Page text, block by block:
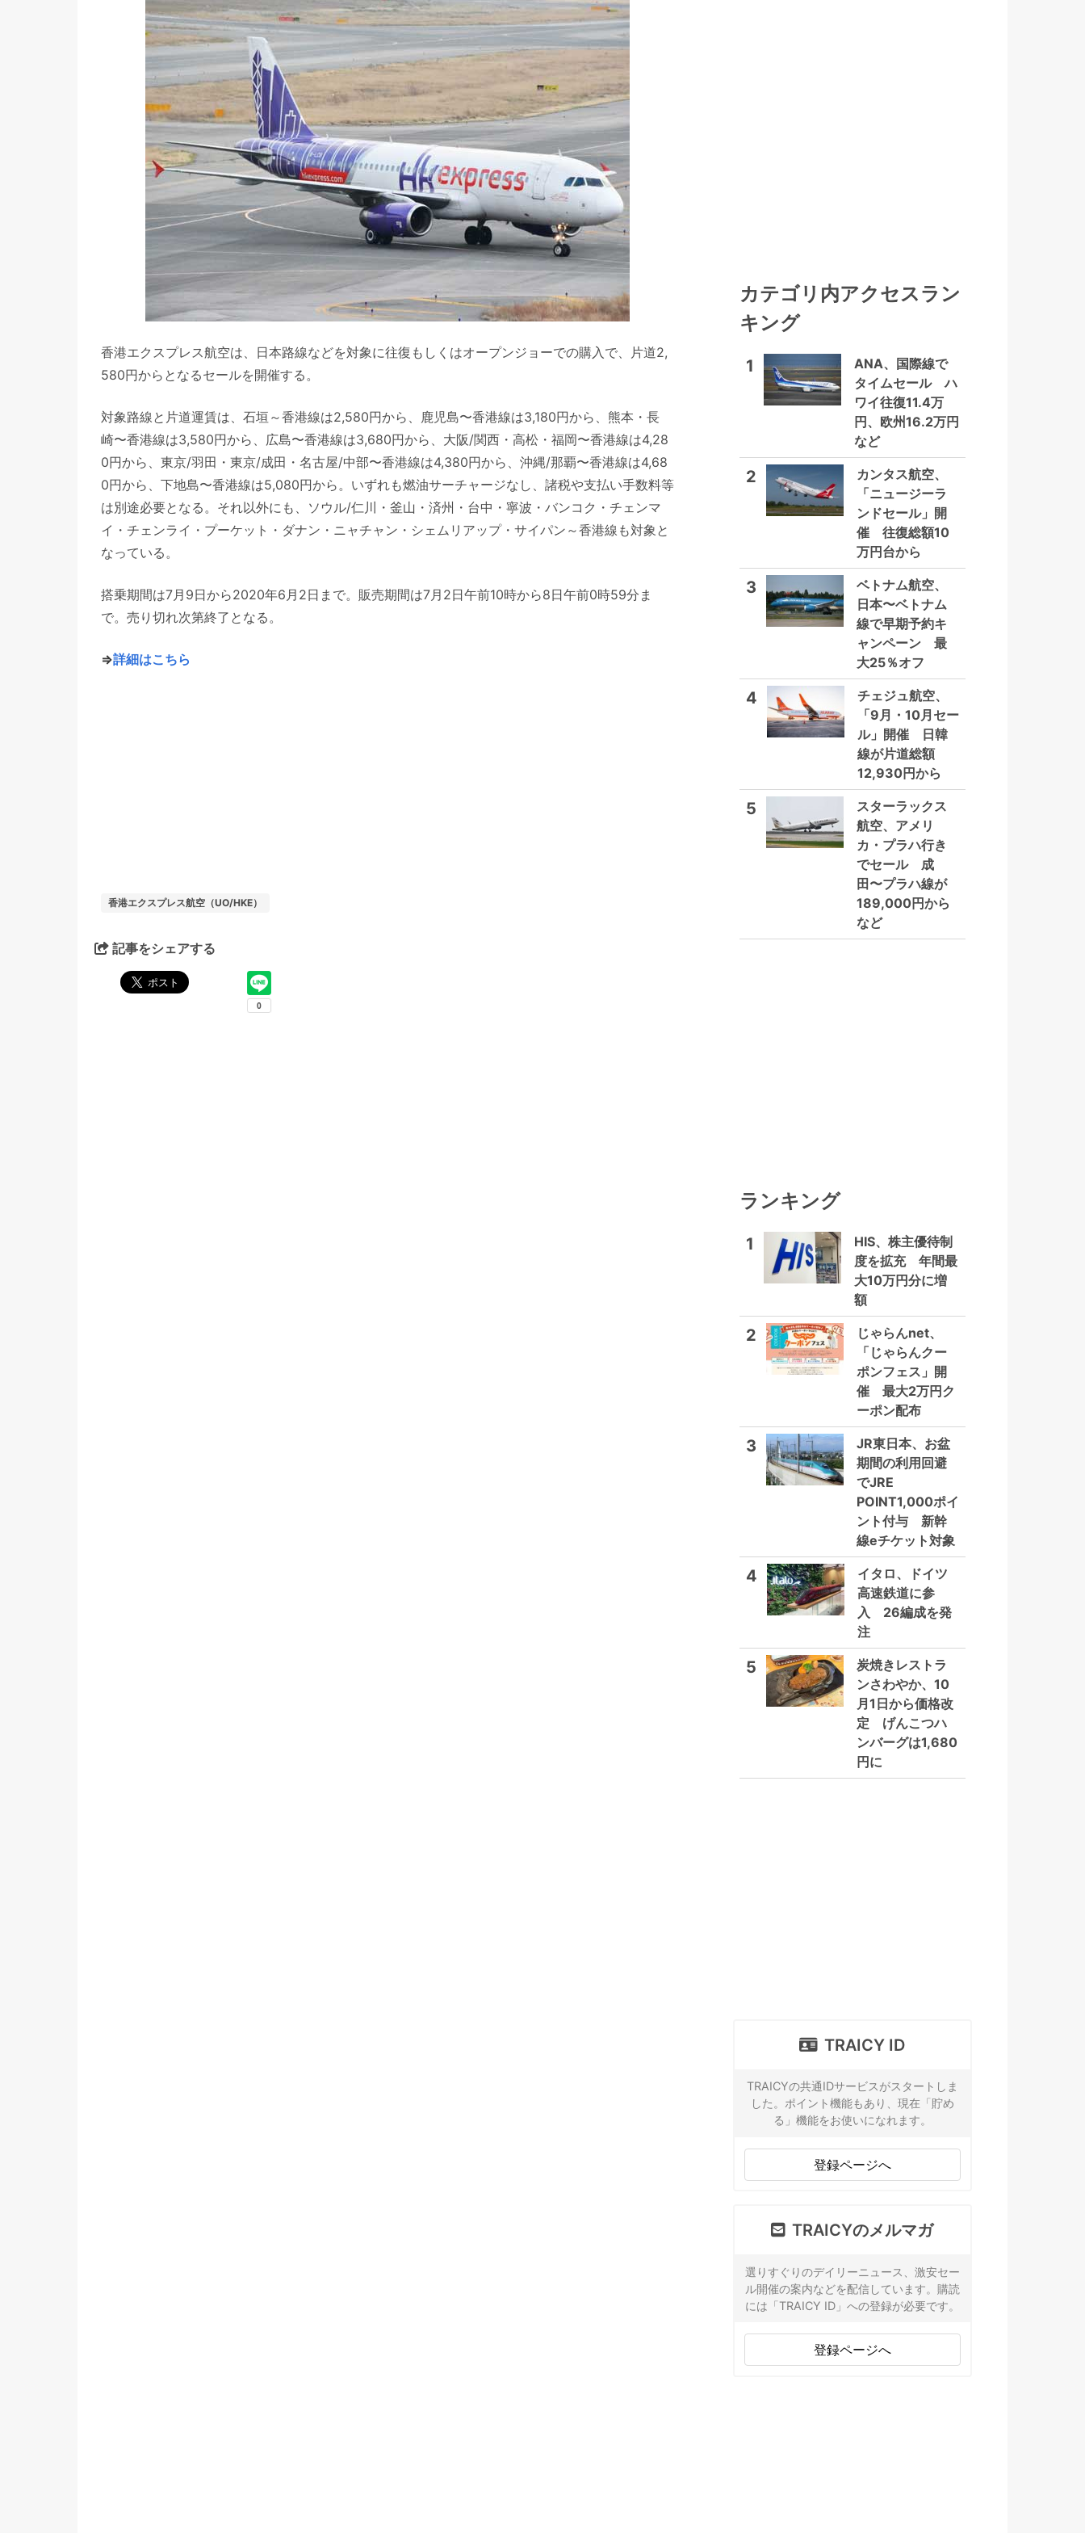
香港エクスプレス航空は、日本路線などを対象に往復もしくはオープンジョーでの購入で、片道2,
580円からとなるセールを開催する。
対象路線と片道運賃は、石垣～香港線は2,580円から、鹿児島〜香港線は3,180円から、熊本・長
崎〜香港線は3,580円から、広島〜香港線は3,680円から、大阪/関西・高松・福岡〜香港線は4,28
0円から、東京/羽田・東京/成田・名古屋/中部〜香港線は4,380円から、沖縄/那覇〜香港線は4,68
0円から、下地島〜香港線は5,080円から。いずれも燃油サーチャージなし、諸税や支払い手数料等
は別途必要となる。それ以外にも、ソウル/仁川・釜山・済州・台中・寧波・バンコク・チェンマ
イ・チェンライ・プーケット・ダナン・ニャチャン・シェムリアップ・サイパン～香港線も対象と
なっている。
搭乗期間は7月9日から2020年6月2日まで。販売期間は7月2日午前10時から8日午前0時59分ま
で。売り切れ次第終了となる。
⇒詳細はこちら
香港エクスプレス航空（UO/HKE）
記事をシェアする
カテゴリ内アクセスラン
キング
1
ANA、国際線で
タイムセール ハ
ワイ往復11.4万
円、欧州16.2万円
など
2
カンタス航空、
「ニュージーラ
ンドセール」開
催 往復総額10
万円台から
3
ベトナム航空、
日本〜ベトナム
線で早期予約キ
ャンペーン 最
大25％オフ
4
チェジュ航空、
「9月・10月セー
ル」開催 日韓
線が片道総額
12,930円から
5
スターラックス
航空、アメリ
カ・プラハ行き
でセール 成
田〜プラハ線が
189,000円から
など
ランキング
1
HIS、株主優待制
度を拡充 年間最
大10万円分に増
額
2
じゃらんnet、
「じゃらんクー
ポンフェス」開
催 最大2万円ク
ーポン配布
3
JR東日本、お盆
期間の利用回避
でJRE
POINT1,000ポイ
ント付与 新幹
線eチケット対象
4
イタロ、ドイツ
高速鉄道に参
入 26編成を発
注
5
炭焼きレストラ
ンさわやか、10
月1日から価格改
定 げんこつハ
ンバーグは1,680
円に
TRAICY ID
TRAICYの共通IDサービスがスタートしま
した。ポイント機能もあり、現在「貯め
る」機能をお使いになれます。
登録ページへ
TRAICYのメルマガ
選りすぐりのデイリーニュース、激安セー
ル開催の案内などを配信しています。購読
には「TRAICY ID」への登録が必要です。
登録ページへ